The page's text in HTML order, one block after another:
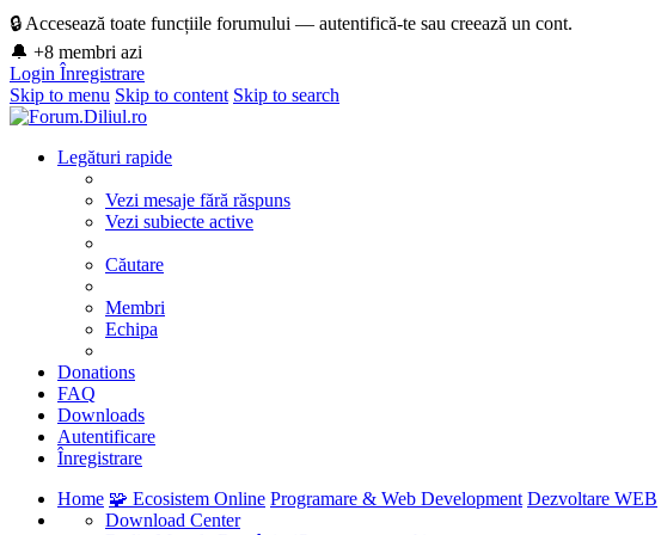
🔒 Accesează toate funcțiile forumului — autentifică-te sau creează un cont.
🔔 +8 membri azi
Login Înregistrare
Skip to menu Skip to content Skip to search
Legături rapide
Vezi mesaje fără răspuns
Vezi subiecte active
Căutare
Membri
Echipa
Donations
FAQ
Downloads
Autentificare
Înregistrare
Home 🧩 Ecosistem Online Programare & Web Development Dezvoltare WEB
Download Center